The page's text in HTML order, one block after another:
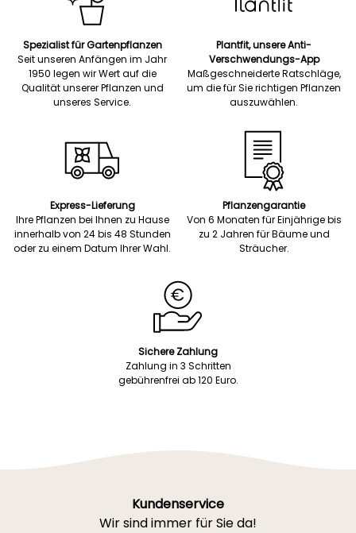
Spezialist für Gartenpflanzen
Seit unseren Anfängen im Jahr
1950 legen wir Wert auf die
Qualität unserer Pflanzen und
unseres Service.
Plantfit, unsere Anti-
Verschwendungs-App
Maßgeschneiderte Ratschläge,
um die für Sie richtigen Pflanzen
auszuwählen.
Express-Lieferung
Ihre Pflanzen bei Ihnen zu Hause
innerhalb von 24 bis 48 Stunden
oder zu einem Datum Ihrer Wahl.
Pflanzengarantie
Von 6 Monaten für Einjährige bis
zu 2 Jahren für Bäume und
Sträucher.
Sichere Zahlung
Zahlung in 3 Schritten
gebührenfrei ab 120 Euro.
Kundenservice
Wir sind immer für Sie da!